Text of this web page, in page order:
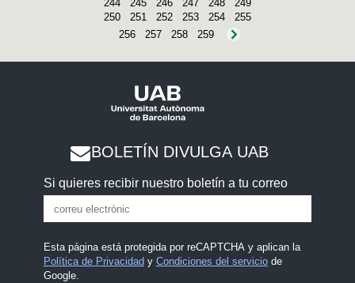
244
245 246 247 248
249
250
251 252 253 254
255
256
257 258 259
BOLETÍN DIVULGA UAB
Si quieres recibir nuestro boletín a tu correo
Esta página está protegida por reCAPTCHA y aplican la
Política de Privacidad y Condiciones del serviciode
Google.